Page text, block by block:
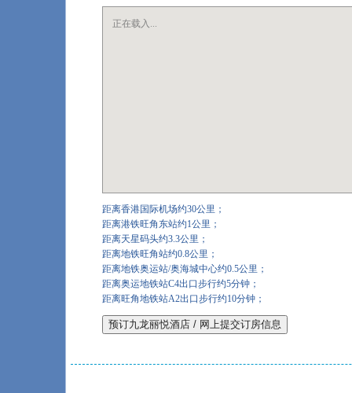
正在载入...
距离香港国际机场约30公里；
距离港铁旺角东站约1公里；
距离天星码头约3.3公里；
距离地铁旺角站约0.8公里；
距离地铁奥运站/奥海城中心约0.5公里；
距离奥运地铁站C4出口步行约5分钟；
距离旺角地铁站A2出口步行约10分钟；